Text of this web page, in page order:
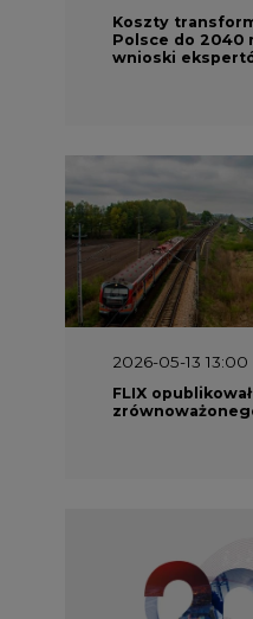
Koszty
Polsce do 2040
wnioski
2026-05-13 13:00
FLIX